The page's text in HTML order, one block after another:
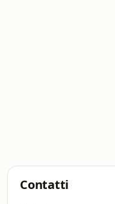
Contatti